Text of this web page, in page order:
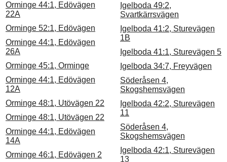
Orminge 44:1, Edövägen
22A
Orminge 52:1, Edövägen
Orminge 44:1, Edövägen
26A
Orminge 45:1, Orminge
Orminge 44:1, Edövägen
12A
Orminge 48:1, Utövägen 22
Orminge 48:1, Utövägen 22
Orminge 44:1, Edövägen
14A
Orminge 46:1, Edövägen 2
Igelboda 49:2,
Svartkärrsvägen
Igelboda 41:2, Sturevägen
1B
Igelboda 41:1, Sturevägen 5
Igelboda 34:7, Freyvägen
Söderåsen 4,
Skogshemsvägen
Igelboda 42:2, Sturevägen
11
Söderåsen 4,
Skogshemsvägen
Igelboda 42:1, Sturevägen
13